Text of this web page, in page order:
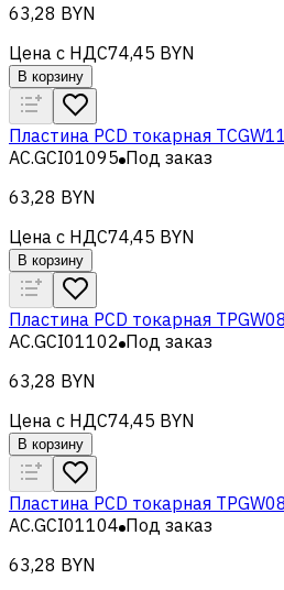
63,28 BYN
Цена с НДС74,45 BYN
В корзину
Пластина PCD токарная
AC.GCI01095 Под заказ
63,28 BYN
Цена с НДС74,45 BYN
В корзину
Пластина PCD токарная
AC.GCI01102 Под заказ
63,28 BYN
Цена с НДС74,45 BYN
В корзину
Пластина PCD токарная
AC.GCI01104 Под заказ
63,28 BYN